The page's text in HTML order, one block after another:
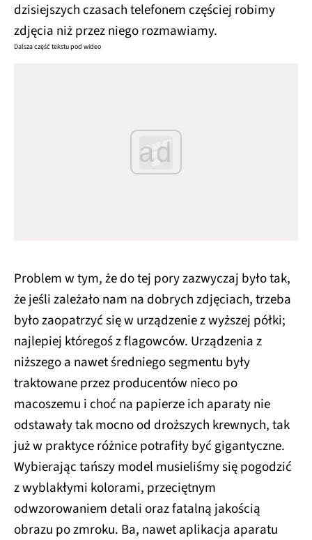
dzisiejszych czasach telefonem częściej robimy
zdjęcia niż przez niego rozmawiamy.
Dalsza część tekstu pod wideo
ad
Problem w tym, że do tej pory zazwyczaj było tak,
że jeśli zależało nam na dobrych zdjęciach, trzeba
było zaopatrzyć się w urządzenie z wyższej półki;
najlepiej któregoś z flagowców. Urządzenia z
niższego a nawet średniego segmentu były
traktowane przez producentów nieco po
macoszemu i choć na papierze ich aparaty nie
odstawały tak mocno od droższych krewnych, tak
już w praktyce różnice potrafiły być gigantyczne.
Wybierając tańszy model musieliśmy się pogodzić
z wyblakłymi kolorami, przeciętnym
odwzorowaniem detali oraz fatalną jakością
obrazu po zmroku. Ba, nawet aplikacja aparatu